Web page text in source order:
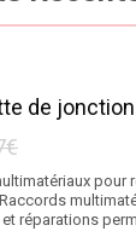
de
pour
réparations